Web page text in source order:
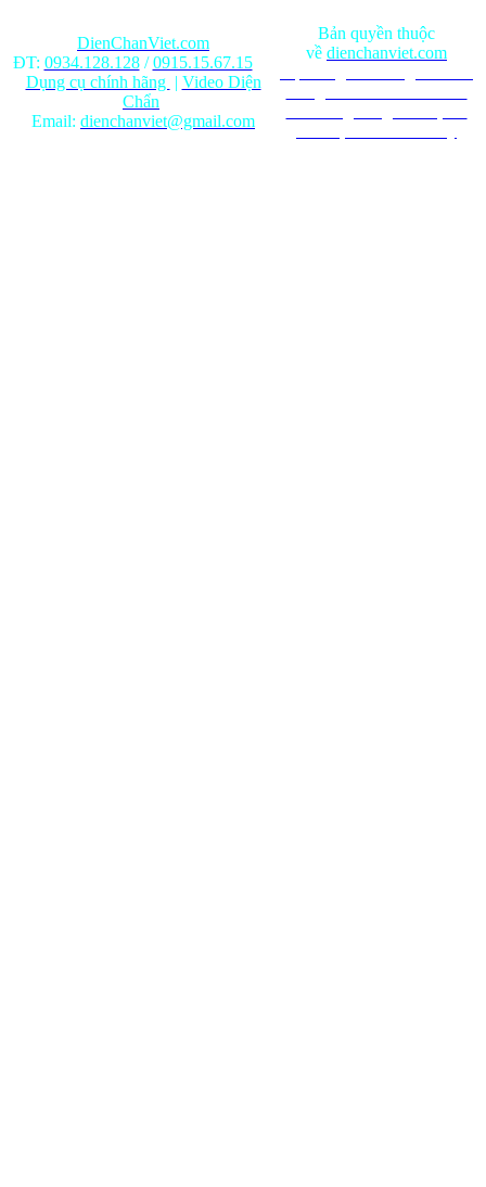
DienChanViet.com
ĐT: 0934.128.128/0915.15.67.15
Dụng cụ chính hãng | Video Diện
Chẩn
Email: dienchanviet@gmail.com
Bản quyền thuộc
về dienchanviet.com